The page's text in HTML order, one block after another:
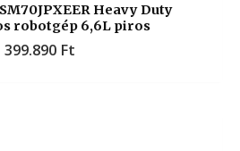
Heavy Duty
robotgép 6,6L piros
399.890 Ft